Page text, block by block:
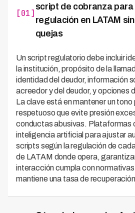
[01]
script de cobranza para
regulación en LATAM
quejas
Un script regulatorio debe incluir
la institución, propósito de la
identidad del deudor, información
acreedor y del deudor, y opciones
La clave está en mantener un
respetuoso que evite presión
conductas abusivas. Plataformas
inteligencia artificial para ajustar
scripts según la regulación de
de LATAM donde opera,
interacción cumpla con
mantiene una tasa de